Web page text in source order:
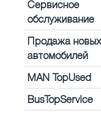
Сервисное
обслуживание
Продажа новых
автомобилей
MAN TopUsed
BusTopService